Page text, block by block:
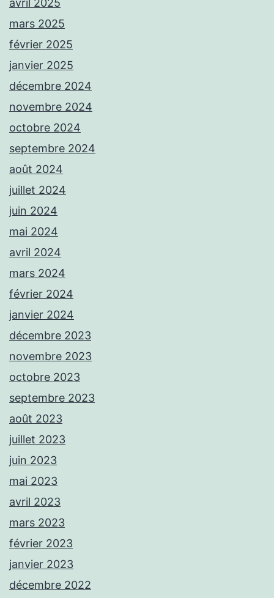
avril 2025
mars 2025
février 2025
janvier 2025
décembre 2024
novembre 2024
octobre 2024
septembre 2024
août 2024
juillet 2024
juin 2024
mai 2024
avril 2024
mars 2024
février 2024
janvier 2024
décembre 2023
novembre 2023
octobre 2023
septembre 2023
août 2023
juillet 2023
juin 2023
mai 2023
avril 2023
mars 2023
février 2023
janvier 2023
décembre 2022